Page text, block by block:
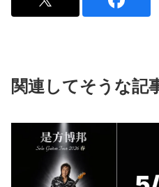
関連してそうな記